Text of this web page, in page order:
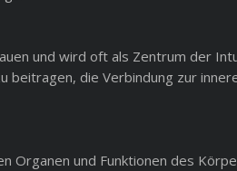
und wird oft als Zentrum der
beitragen, die Verbindung zur
Organen und Funktionen des